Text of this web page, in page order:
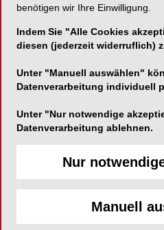
18. November 2025, 12.30-
Infos und Anmeldung:
https://www.plandent.de/
zahnarztpraxis-online-18-11-
Kontakt:
Plandent
Tel.: +492517607275
akademie@plandent.de
benötigen wir Ihre Einwilligung.
Indem Sie "Alle Cookies
diesen (jederzeit widerruflich)
Unter "Manuell auswählen"
Datenverarbeitung individuell
Unter "Nur notwendige
Datenverarbeitung ablehnen.
Nur
Manuell